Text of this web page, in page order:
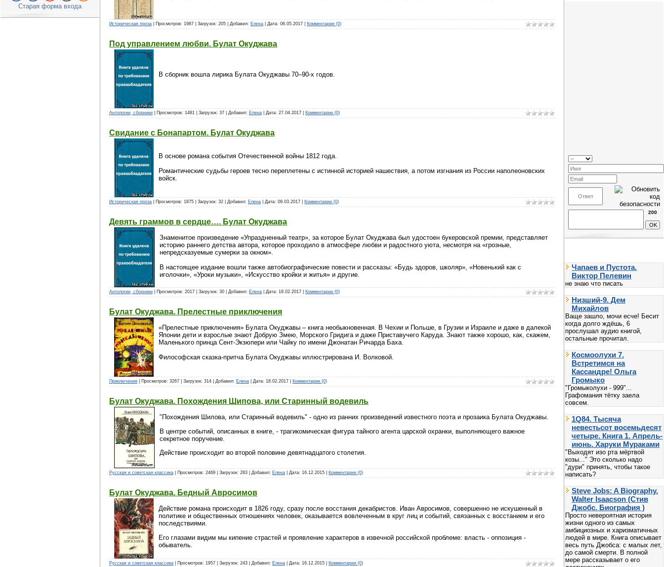
Старая форма входа
Историческая проза | Просмотров: 1987 | Загрузок: 205 | Добавил: Елена | Дата: 06.05.2017 Комментарии (0)
Под управлением любви. Булат Окуджава
В сборник вошла лирика Булата Окуджавы 70–90-х годов.
Антологии, сборники | Просмотров: 1481 | Загрузок: 37 | Добавил: Елена | Дата: 27.04.2017 Комментарии (0)
Свидание с Бонапартом. Булат Окуджава
В основе романа события Отечественной войны 1812 года.
Романтические судьбы героев тесно переплетены с истинной историей нашествия, а потом изгнания из России наполеоновских
войск.
Историческая проза | Просмотров: 1875 | Загрузок: 32 | Добавил: Елена | Дата: 09.03.2017 Комментарии (0)
Девять граммов в сердце…. Булат Окуджава
Знаменитое произведение «Упраздненный театр», за которое Булат Окуджава был удостоен букеровской премии, представляет
историю раннего детства автора, которое проходило в атмосфере любви и радостного уюта, несмотря на «грозные,
непредсказуемые сумерки за окном».
В настоящее издание вошли также автобиографические повести и рассказы: «Будь здоров, школяр», «Новенький как с
иголочки», «Уроки музыки», «Искусство кройки и житья» и другие.
Антологии, сборники | Просмотров: 2017 | Загрузок: 30 | Добавил: Елена | Дата: 18.02.2017 Комментарии (0)
Булат Окуджава. Прелестные приключения
«Прелестные приключения» Булата Окуджавы – книга необыкновенная. В Чехии и Польше, в Грузии и Израиле и даже в далекой
Японии дети и взрослые знают Добрую Змею, Морского Гридига и даже Приставучего Каруда. Знают также хорошо, как, скажем,
Маленького принца Сент-Экзюпери или Чайку по имени Джонатан Ричарда Баха.
Философская сказка-притча Булата Окуджавы иллюстрирована И. Волковой.
Приключения | Просмотров: 3267 | Загрузок: 314 | Добавил: Елена | Дата: 18.02.2017 Комментарии (0)
Булат Окуджава. Похождения Шипова, или Старинный водевиль
"Похождения Шилова, или Старинный водевиль" - одно из ранних произведений известного поэта и прозаика Булата Окуджавы.
В центре событий, описанных в книге, - трагикомическая фигура тайного агента царской охранки, выполняющего важное
секретное поручение.
Действие происходит во второй половине девятнадцатого столетия.
Русская и советская классика | Просмотров: 2469 | Загрузок: 283 | Добавил: Елена | Дата: 16.12.2015 Комментарии (0)
Булат Окуджава. Бедный Авросимов
Действие романа происходит в 1826 году, сразу после восстания декабристов. Иван Авросимов, совершенно не искушенный в
политике и общественных отношениях человек, оказывается вовлеченным в круг лиц и событий, связанных с восстанием и его
последствиями.
Его глазами видим мы кипение страстей и проявление характеров в извечной российской проблеме: власть - оппозиция -
обыватель.
Русская и советская классика | Просмотров: 1957 | Загрузок: 243 | Добавил: Елена | Дата: 16.12.2015 Комментарии (0)
200
Чапаев и Пустота.
Виктор Пелевин
не знаю что писать
Низший-9. Дем
Михайлов
Ваще зашло, мочи есче! Бесит
когда долго ждёшь, 6
прослушал аудио книгой,
остальные прочитал.
Космоолухи 7.
Встретимся на
Кассандре! Ольга
Громыко
"Громыколухи - 999"...
Графомания тётку заела
совсем.
1Q84. Тысяча
невестьсот восемьдесят
четыре. Книга 1. Апрель-
июнь. Харуки Мураками
"Выходят изо рта мёртвой
козы..." Это сколько надо
"дури" принять, чтобы такое
написать?
Steve Jobs: A Biography.
Walter Isaacson (Стив
Джобс. Биография )
Просто невероятная история
жизни одного из самых
амбициозных и харизматичных
людей в мире. Книга описывает
весь путь Джобса: с малых лет,
до самой смерти. В полной
мере рассказывает о его